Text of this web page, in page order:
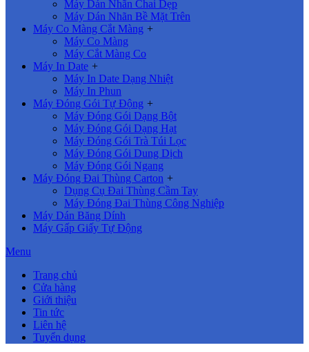
Máy Dán Nhãn Chai Dẹp
Máy Dán Nhãn Bề Mặt Trên
Máy Co Màng Cắt Màng +
Máy Co Màng
Máy Cắt Màng Co
Máy In Date +
Máy In Date Dạng Nhiệt
Máy In Phun
Máy Đóng Gói Tự Động +
Máy Đóng Gói Dạng Bột
Máy Đóng Gói Dạng Hạt
Máy Đóng Gói Trà Túi Lọc
Máy Đóng Gói Dung Dịch
Máy Đóng Gói Ngang
Máy Đóng Đai Thùng Carton +
Dụng Cụ Đai Thùng Cầm Tay
Máy Đóng Đai Thùng Công Nghiệp
Máy Dán Băng Dính
Máy Gấp Giấy Tự Động
Menu
Trang chủ
Cửa hàng
Giới thiệu
Tin tức
Liên hệ
Tuyển dụng